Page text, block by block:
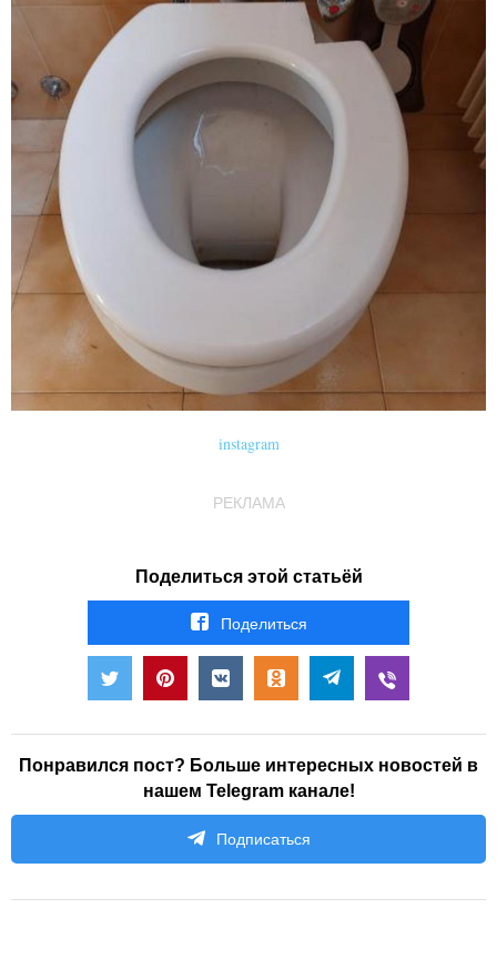
instagram
РЕКЛАМА
Поделиться этой статьёй
Поделиться
Понравился пост? Больше интересных новостей в
нашем Telegram канале!
Подписаться